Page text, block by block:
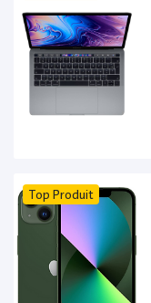
Top Produit